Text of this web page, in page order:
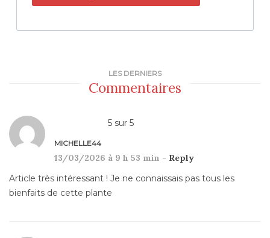
LES DERNIERS
Commentaires
5 sur 5
MICHELLE44
13/03/2026 à 9 h 53 min - Reply
Article très intéressant ! Je ne connaissais pas tous les
bienfaits de cette plante